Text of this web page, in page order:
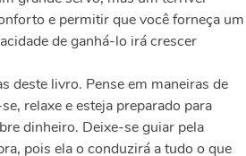
e permitir que você forneça um
de ganhá-lo irá crescer
deste livro. Pense em maneiras de
relaxe e esteja preparado para
dinheiro. Deixe-se guiar pela
pois ela o conduzirá a tudo o que